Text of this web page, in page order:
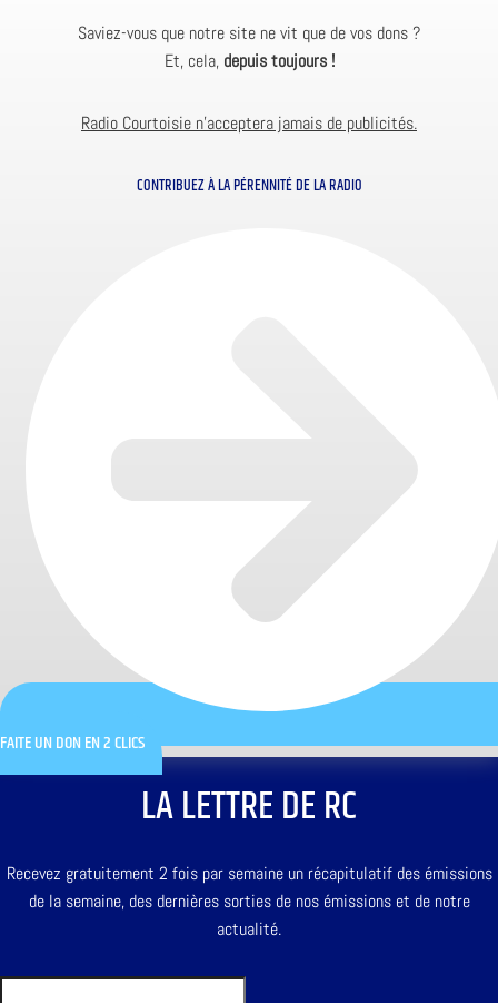
Saviez-vous que notre site ne vit que de vos dons ?
Et, cela, depuis toujours !
Radio Courtoisie n’acceptera jamais de publicités.
CONTRIBUEZ À LA PÉRENNITÉ DE LA RADIO
FAITE UN DON EN 2 CLICS
LA LETTRE DE RC
Recevez gratuitement 2 fois par semaine un récapitulatif des émissions
de la semaine, des dernières sorties de nos émissions et de notre
actualité.